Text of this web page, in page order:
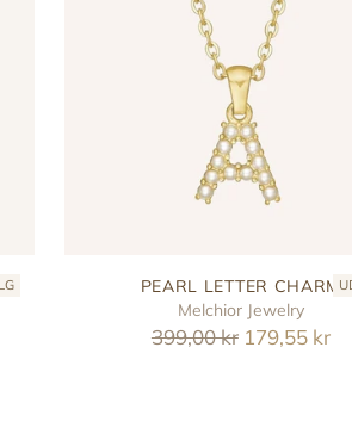
PEARL LETTER CHARM
Melchior Jewelry
Reguler
399,00 kr 179,55 kr